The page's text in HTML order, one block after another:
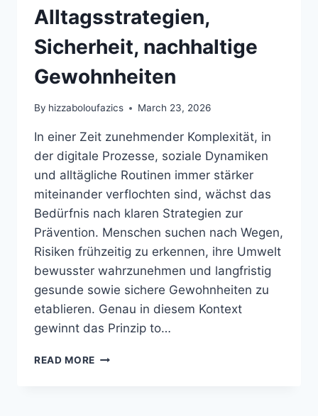
Alltagsstrategien,
Sicherheit, nachhaltige
Gewohnheiten
By hizzaboloufazics March 23, 2026
In einer Zeit zunehmender Komplexität, in
der digitale Prozesse, soziale Dynamiken
und alltägliche Routinen immer stärker
miteinander verflochten sind, wächst das
Bedürfnis nach klaren Strategien zur
Prävention. Menschen suchen nach Wegen,
Risiken frühzeitig zu erkennen, ihre Umwelt
bewusster wahrzunehmen und langfristig
gesunde sowie sichere Gewohnheiten zu
etablieren. Genau in diesem Kontext
gewinnt das Prinzip to…
READ MORE TO